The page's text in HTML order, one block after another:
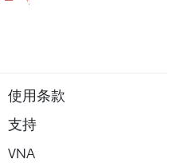
使用条款
支持
VNA